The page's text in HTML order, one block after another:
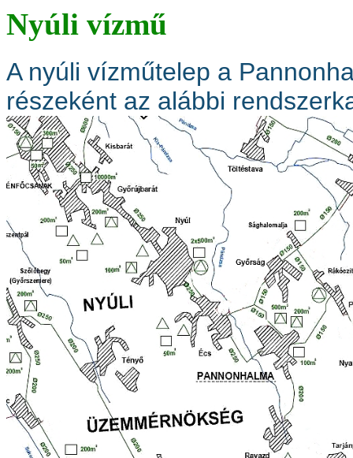
Nyúli vízmű
A nyúli vízműtelep a
részeként az alábbi